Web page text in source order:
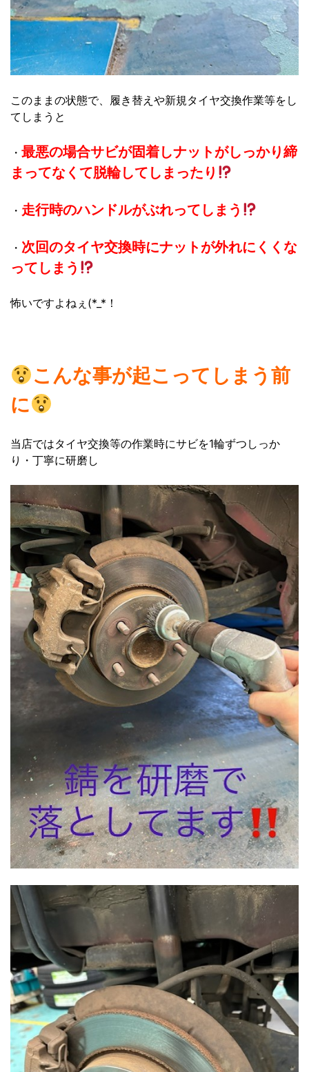
このままの状態で、履き替えや新規タイヤ交換作業等をし
てしまうと
・ 最悪の場合サビが固着しナットがしっかり締
まってなくて脱輪してしまったり
・ 走行時のハンドルがぶれってしまう
・ 次回のタイヤ交換時にナットが外れにくくな
ってしまう
怖いですよねぇ(*_*！
こんな事が起こってしまう前
に
当店ではタイヤ交換等の作業時にサビを1輪ずつしっか
り・丁寧に研磨し